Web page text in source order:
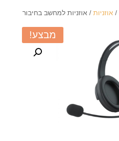
/ אוזניות/ אוזניות למחשב בחיבור
מבצע!